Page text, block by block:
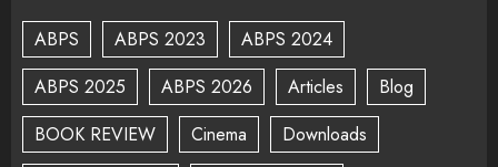
ABPS ABPS 2023
ABPS 2024
ABPS 2025
ABPS 2026 Articles
Blog
BOOK REVIEW
Cinema
Downloads